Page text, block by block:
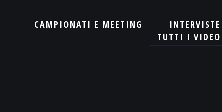
CAMPIONATI E MEETING
INTERVISTE
TUTTI I VIDEO